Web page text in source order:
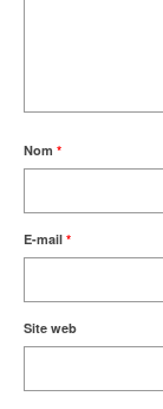
Nom *
E-mail *
Site web